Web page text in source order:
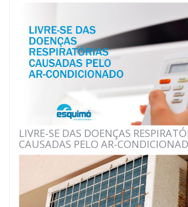
LIVRE-SE DAS DOENÇAS
CAUSADAS PELO AR-